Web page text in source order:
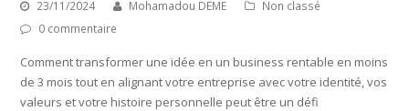
23/11/2024 Mohamadou DEME
Non classé
0 commentaire
Comment transformer une idée en un business rentable en moins
de 3 mois tout en alignant votre entreprise avec votre identité, vos
valeurs et votre histoire personnelle peut être un défi